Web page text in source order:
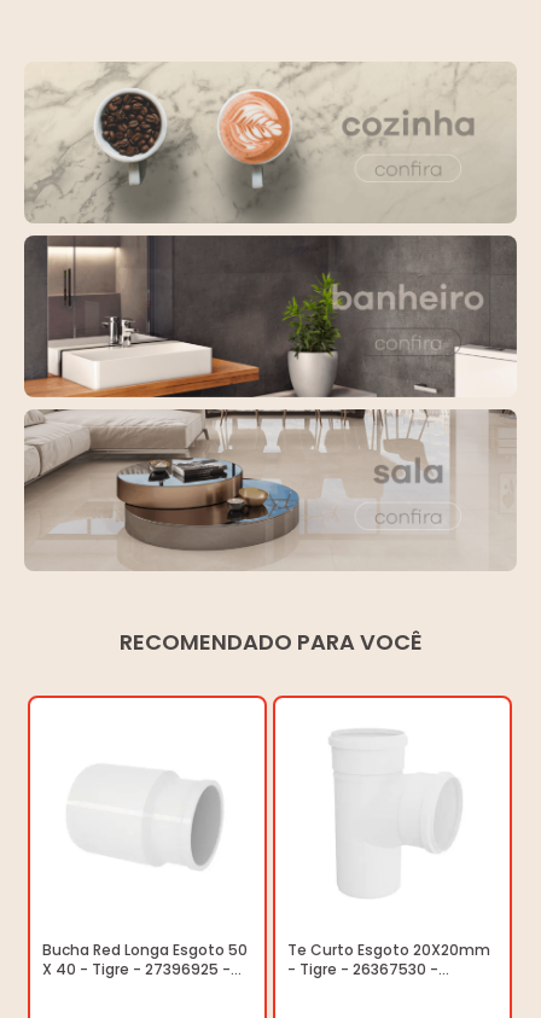
RECOMENDADO PARA VOCÊ
Bucha Red Longa Esgoto 50
X 40 - Tigre - 27396925 -
Te Curto Esgoto 20X20mm
- Tigre - 26367530 -